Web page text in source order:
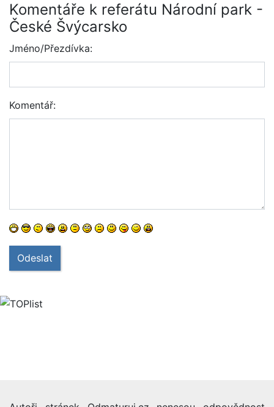
Komentáře k referátu Národní park -
České Švýcarsko
Jméno/Přezdívka:
Komentář:
Odeslat